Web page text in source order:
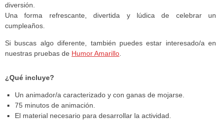
diversión.
Una forma refrescante, divertida y lúdica de celebrar un
cumpleaños.
Si buscas algo diferente, también puedes estar interesado/a en
nuestras pruebas de Humor Amarillo
¿Qué incluye?
Un animador/a caracterizado y con ganas de mojarse.
75 minutos de animación.
El material necesario para desarrollar la actividad.